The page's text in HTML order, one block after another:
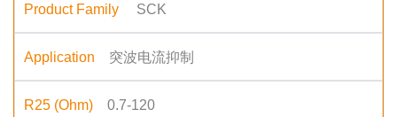
SCK
突波电流抑制
0.7-120